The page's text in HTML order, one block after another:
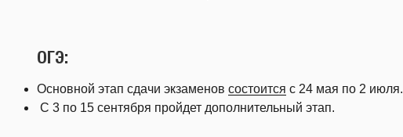
ОГЭ:
Основной этап сдачи экзаменов состоится с 24 мая по 2 июля.
С 3 по 15 сентября пройдет дополнительный этап.